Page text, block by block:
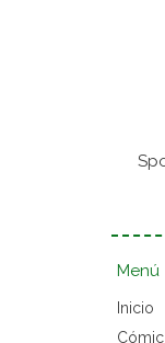
Menú
Inicio
Cómic